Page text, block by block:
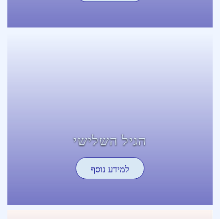
הגיל השלישי
למידע נוסף